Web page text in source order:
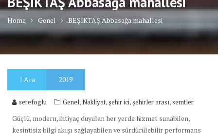
Home Genel BEŞİKTAŞ Abbasağa mahallesi
1Ara 2019
serefoglu Genel,Nakliyat,şehir ici,şehirler arası,semtler
Güçlü, modern, ihtiyaç duyulan her yerde hizmet sunabilen,
kesintisiz bilgi akışı sağlayabilen ve sürdürülebilir performans